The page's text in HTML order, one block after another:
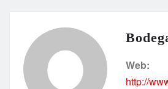
Web:
http://